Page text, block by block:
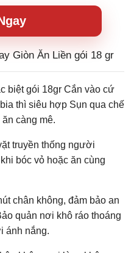
Giòn Ăn Liền gói 18 gr
biệt gói 18gr Cắn vào cứ
thì siêu hợp Sụn qua chế
càng mê.
truyền thống người
bóc vỏ hoặc ăn cùng
chân không, đảm bảo an
quản nơi khô ráo thoáng
ánh nắng.